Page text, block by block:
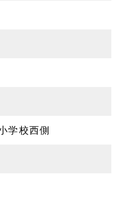
学校西側